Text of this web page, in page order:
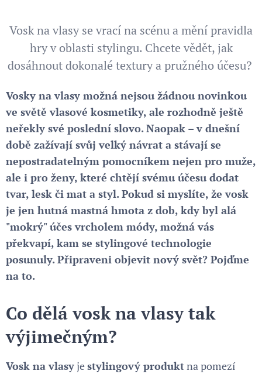
Vosk na vlasy se vrací na scénu a mění pravidla
hry v oblasti stylingu. Chcete vědět, jak
dosáhnout dokonalé textury a pružného účesu?
Vosky na vlasy možná nejsou žádnou novinkou
ve světě vlasové kosmetiky, ale rozhodně ještě
neřekly své poslední slovo. Naopak – v dnešní
době zažívají svůj velký návrat a stávají se
nepostradatelným pomocníkem nejen pro muže,
ale i pro ženy, které chtějí svému účesu dodat
tvar, lesk či mat a styl. Pokud si myslíte, že vosk
je jen hutná mastná hmota z dob, kdy byl alá
"mokrý" účes vrcholem módy, možná vás
překvapí, kam se stylingové technologie
posunuly. Připraveni objevit nový svět? Pojďme
na to.
Co dělá vosk na vlasy tak
výjimečným?
Vosk na vlasy jestylingový produktna pomezí